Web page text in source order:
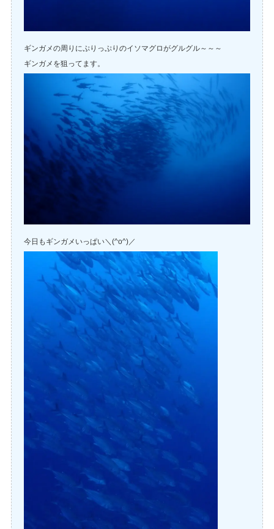
ギンガメの周りにぷりっぷりのイソマグロがグルグル～～～
ギンガメを狙ってます。
今日もギンガメいっぱい＼(^o^)／